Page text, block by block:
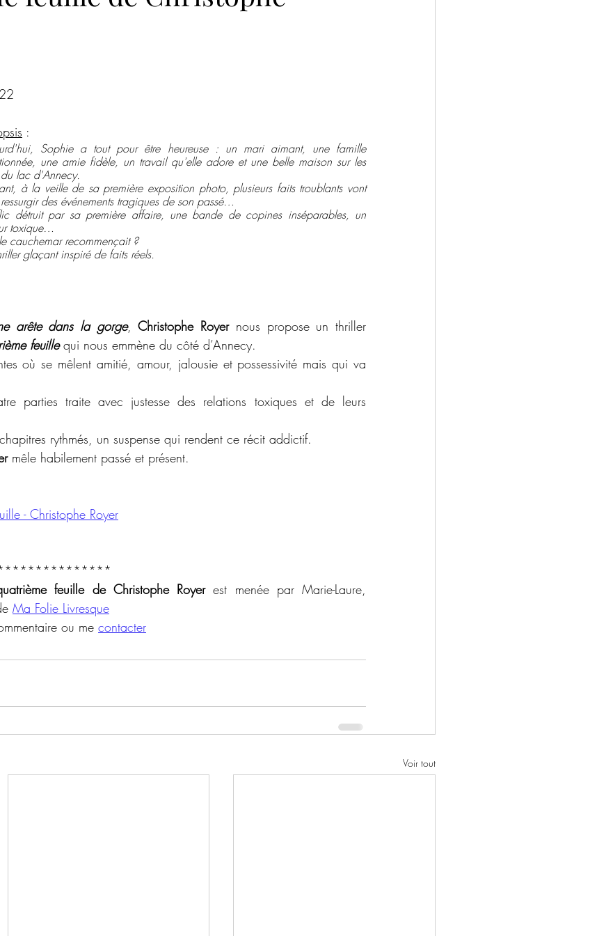
Brumes
:
Sophie a tout pour être heureuse : un mari aimant, une famille
une amie fidèle, un travail qu'elle adore et une belle maison sur les
lac d'Annecy.
à la veille de sa première exposition photo, plusieurs faits troublants vont
des événements tragiques de son passé…
détruit par sa première affaire, une bande de copines inséparables, un
toxique…
cauchemar recommençait ?
glaçant inspiré de faits réels.
arête dans la gorge, Christophe Royer nous propose un thriller
feuille qui nous emmène du côté d’Annecy.
où se mêlent amitié, amour, jalousie et possessivité mais qui va
parties traite avec justesse des relations toxiques et de leurs
rythmés, un suspense qui rendent ce récit addictif.
mêle habilement passé et présent.
- Christophe Royer
feuille de Christophe Royer est menée par Marie-Laure,
Ma Folie Livresque
ou me contacter
Voir tout